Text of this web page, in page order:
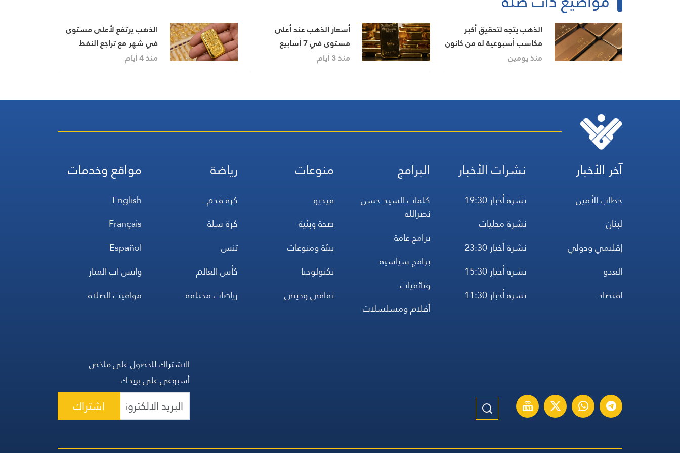
الذهب يتجه لتحقيق أكبر
مكاسب أسبوعية له من كانون
الثاني/يناير
منذ يومين
أسعار الذهب عند أعلى
مستوى في 7 أسابيع
منذ 3 أيام
الذهب يرتفع لأعلى مستوى
في شهر مع تراجع النفط
والدولار
منذ 4 أيام
آخر الأخبار
خطاب الأمين
لبنان
إقليمي ودولي
العدو
اقتصاد
نشرات الأخبار
نشرة أخبار 19:30
نشرة محليات
نشرة أخبار 23:30
نشرة أخبار 15:30
نشرة أخبار 11:30
البرامج
كلمات السيد حسن
نصرالله
برامج عامة
برامج سياسية
وثائقيات
أفلام ومسلسلات
منوعات
فيديو
صحة وبئية
بيئة ومنوعات
تكنولوجيا
ثقافي وديني
رياضة
كرة قدم
كرة سلة
تنس
كأس العالم
رياضات مختلفة
مواقع وخدمات
English
Français
Español
واتس اب المنار
مواقيت الصلاة
الاشتراك للحصول على ملخص
أسبوعي على بريدك
اشتراك